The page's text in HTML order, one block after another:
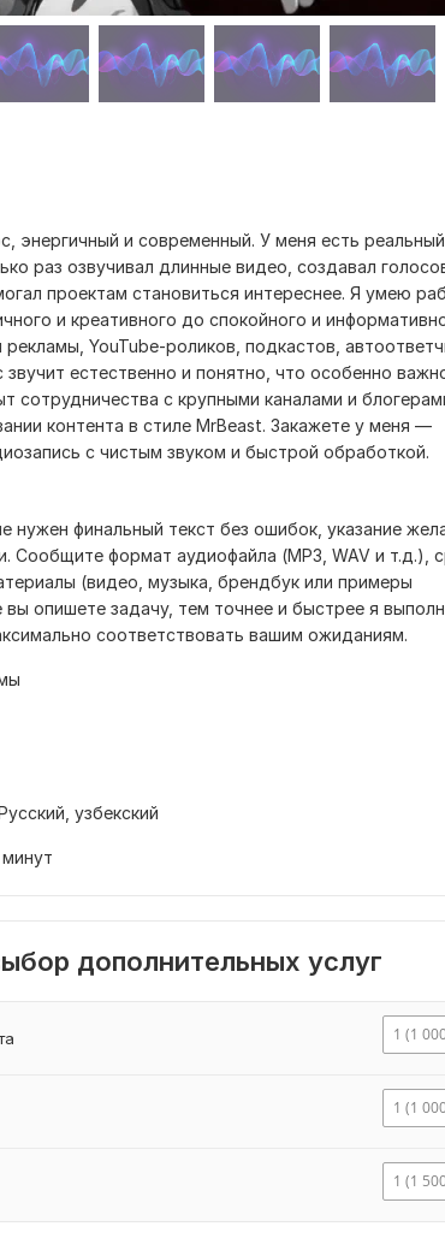
энергичный и современный. У меня есть
раз озвучивал длинные видео, создавал
проектам становиться интереснее. Я умею
и креативного до спокойного и
YouTube-роликов, подкастов,
звучит естественно и понятно, что особенно
сотрудничества с крупными каналами и
контента в стиле MrBeast. Закажете у меня —
с чистым звуком и быстрой обработкой.
нужен финальный текст без ошибок, указание
Сообщите формат аудиофайла (MP3, WAV и т.д.),
(видео, музыка, брендбук или примеры
опишете задачу, тем точнее и быстрее я
соответствовать вашим ожиданиям.
узбекский
минут
дополнительных услуг
1 (1
1 (1
1 (1